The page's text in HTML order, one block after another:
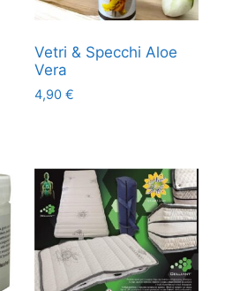
Vetri & Specchi Aloe
Vera
4,90 €